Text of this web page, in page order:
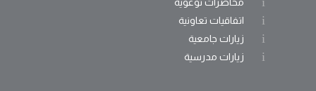
محاضرات توعوية
اتفاقيات تعاونية
زيارات جامعية
زيارات مدرسية